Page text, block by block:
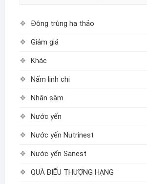
Đông trùng hạ thảo
Giảm giá
Khác
Nấm linh chi
Nhân sâm
Nước yến
Nước yến Nutrinest
Nước yến Sanest
QUÀ BIẾU THƯỢNG HẠNG